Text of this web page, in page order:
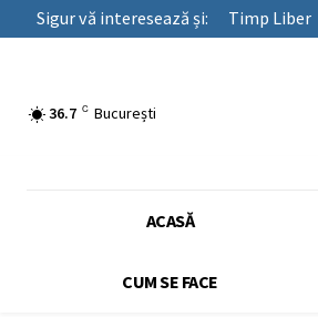
Sigur vă interesează și: Timp Liber
36.7 C București
ACASĂ
CUM SE FACE